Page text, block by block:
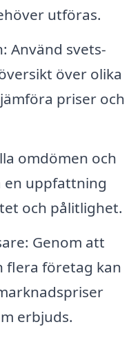
utföras.
Använd svets-
över olika
priser och
omdömen och
uppfattning
och pålitlighet.
Genom att
flera företag kan
erbjuds.